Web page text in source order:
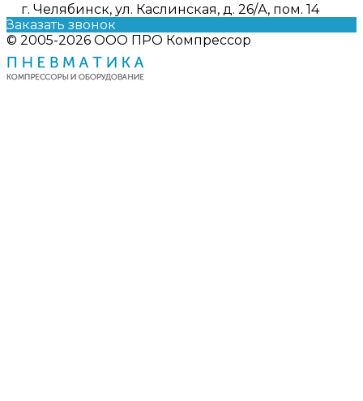
г. Челябинск, ул. Каслинская, д. 26/А, пом. 14
Заказать звонок
© 2005-2026 ООО ПРО Компрессор